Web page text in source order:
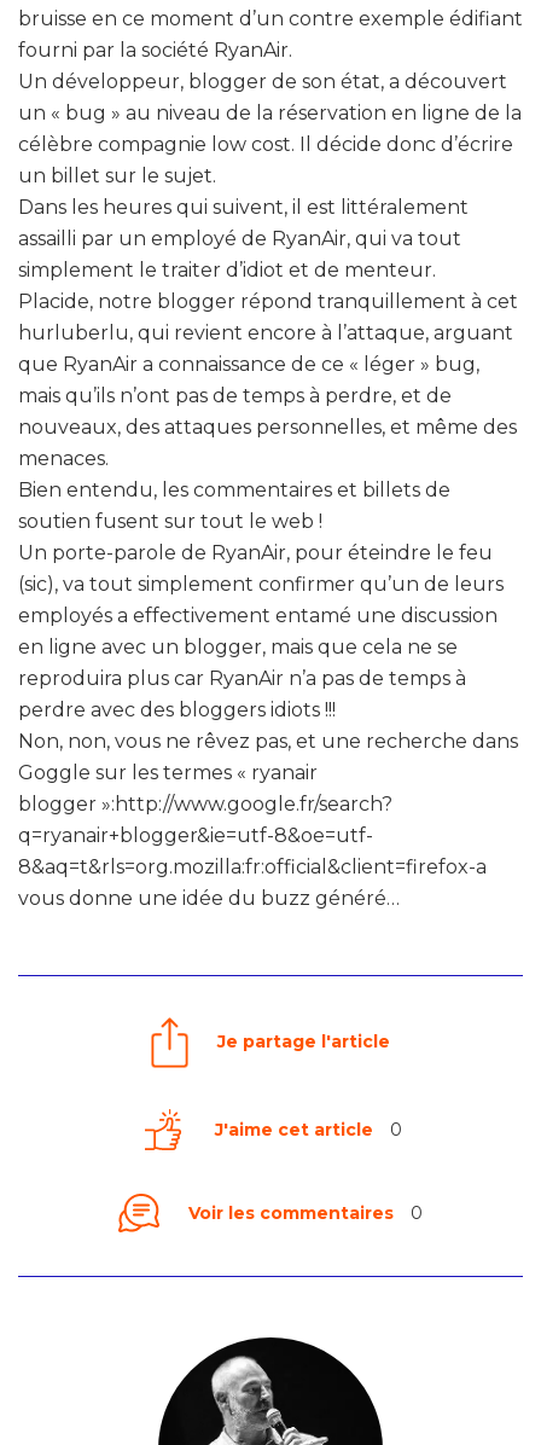
bruisse en ce moment d’un contre exemple édifiant
fourni par la société RyanAir.
Un développeur, blogger de son état, a découvert
un « bug » au niveau de la réservation en ligne de la
célèbre compagnie low cost. Il décide donc d’écrire
un billet sur le sujet.
Dans les heures qui suivent, il est littéralement
assailli par un employé de RyanAir, qui va tout
simplement le traiter d’idiot et de menteur.
Placide, notre blogger répond tranquillement à cet
hurluberlu, qui revient encore à l’attaque, arguant
que RyanAir a connaissance de ce « léger » bug,
mais qu’ils n’ont pas de temps à perdre, et de
nouveaux, des attaques personnelles, et même des
menaces.
Bien entendu, les commentaires et billets de
soutien fusent sur tout le web !
Un porte-parole de RyanAir, pour éteindre le feu
(sic), va tout simplement confirmer qu’un de leurs
employés a effectivement entamé une discussion
en ligne avec un blogger, mais que cela ne se
reproduira plus car RyanAir n’a pas de temps à
perdre avec des bloggers idiots !!!
Non, non, vous ne rêvez pas, et une recherche dans
Goggle sur les termes « ryanair
blogger »:http://www.google.fr/search?
q=ryanair+blogger&ie=utf-8&oe=utf-
8&aq=t&rls=org.mozilla:fr:official&client=firefox-a
vous donne une idée du buzz généré…
Je partage l'article
J'aime cet article 0
Voir les commentaires 0